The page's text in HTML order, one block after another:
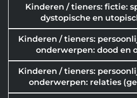
Kinderen / tieners: fictie:
dystopische en
Kinderen / tieners:
onderwerpen: dood en
Kinderen / tieners:
onderwerpen: relaties